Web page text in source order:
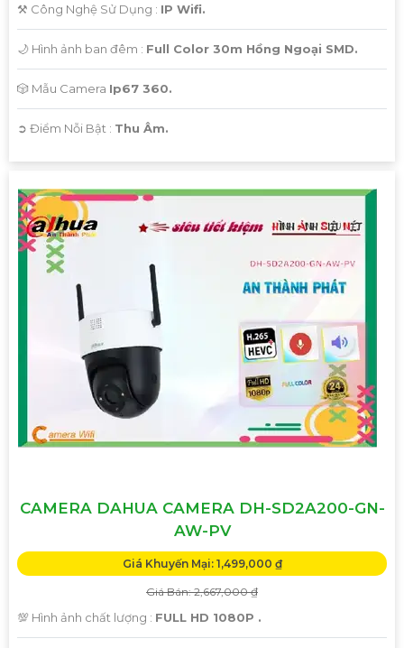
⚒ Công Nghệ Sử Dụng : IP Wifi.
🌙 Hình ảnh ban đêm : Full Color 30m Hồng Ngoại SMD.
🎲 Mẫu Camera Ip67 360.
️➲ Điểm Nỗi Bật : Thu Âm.
CAMERA DAHUA CAMERA DH-SD2A200-GN-
AW-PV
Giá Khuyến Mại: 1,499,000 ₫
Giá Bán: 2,667,000 ₫
💯 Hình ảnh chất lượng : FULL HD 1080P .